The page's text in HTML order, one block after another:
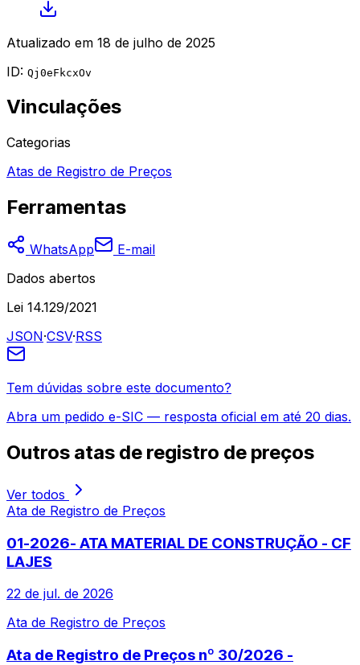
Atualizado em 18 de julho de 2025
ID: Qj0eFkcxOv
Vinculações
Categorias
Atas de Registro de Preços
Ferramentas
WhatsApp
E-mail
Dados abertos
Lei 14.129/2021
JSON·CSV·RSS
Tem dúvidas sobre este documento?
Abra um pedido e-SIC — resposta oficial em até 20 dias.
Outros atas de registro de preços
Ver todos
Ata de Registro de Preços
01-2026- ATA MATERIAL DE CONSTRUÇÃO - CF
LAJES
22 de jul. de 2026
Ata de Registro de Preços
Ata de Registro de Preços nº 30/2026 -